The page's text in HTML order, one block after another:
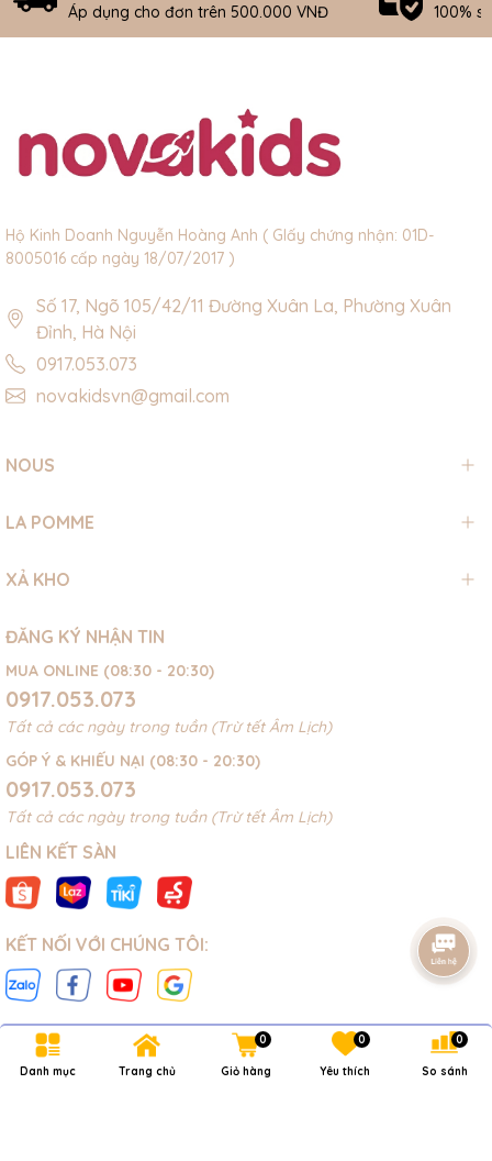
Áp dụng cho đơn trên 500.000 VNĐ 100%
Hộ Kinh Doanh Nguyễn Hoàng Anh ( GIấy chứng nhận: 01D-
8005016 cấp ngày 18/07/2017 )
Số 17, Ngõ 105/42/11 Đường Xuân La, Phường Xuân
Đỉnh, Hà Nội
0917.053.073
novakidsvn@gmail.com
NOUS
LA POMME
XẢ KHO
ĐĂNG KÝ NHẬN TIN
MUA ONLINE (08:30 - 20:30)
0917.053.073
Tất cả các ngày trong tuần (Trừ tết Âm Lịch)
GÓP Ý & KHIẾU NẠI (08:30 - 20:30)
0917.053.073
Tất cả các ngày trong tuần (Trừ tết Âm Lịch)
LIÊN KẾT SÀN
KẾT NỐI VỚI CHÚNG TÔI:
Bản quyền thuộc về NOVAKIDS
Danh mục Trang chủ Giỏ hàng
0
Yêu thích
0
So sánh
0